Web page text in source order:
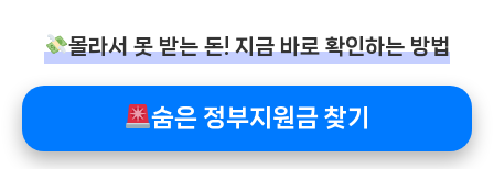
몰라서 못 받는 돈! 지금 바로 확인하는 방법
숨은 정부지원금 찾기